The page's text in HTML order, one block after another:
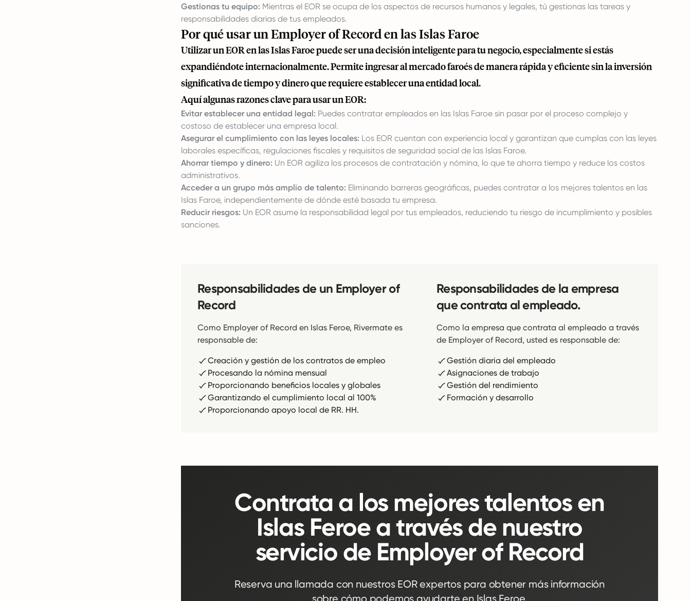
Gestionas tu equipo: Mientras el EOR se ocupa de los aspectos de recursos humanos y legales, tú gestionas las tareas y
responsabilidades diarias de tus empleados.
Por qué usar un Employer of Record en las Islas Faroe
Utilizar un EOR en las Islas Faroe puede ser una decisión inteligente para tu negocio, especialmente si estás
expandiéndote internacionalmente. Permite ingresar al mercado faroés de manera rápida y eficiente sin la inversión
significativa de tiempo y dinero que requiere establecer una entidad local.
Aquí algunas razones clave para usar un EOR:
Evitar establecer una entidad legal: Puedes contratar empleados en las Islas Faroe sin pasar por el proceso complejo y
costoso de establecer una empresa local.
Asegurar el cumplimiento con las leyes locales: Los EOR cuentan con experiencia local y garantizan que cumplas con las leyes
laborales específicas, regulaciones fiscales y requisitos de seguridad social de las Islas Faroe.
Ahorrar tiempo y dinero: Un EOR agiliza los procesos de contratación y nómina, lo que te ahorra tiempo y reduce los costos
administrativos.
Acceder a un grupo más amplio de talento: Eliminando barreras geográficas, puedes contratar a los mejores talentos en las
Islas Faroe, independientemente de dónde esté basada tu empresa.
Reducir riesgos: Un EOR asume la responsabilidad legal por tus empleados, reduciendo tu riesgo de incumplimiento y posibles
sanciones.
Responsabilidades de un Employer of
Record
Como Employer of Record en Islas Feroe, Rivermate es
responsable de:
Creación y gestión de los contratos de empleo
Procesando la nómina mensual
Proporcionando beneficios locales y globales
Garantizando el cumplimiento local al 100%
Proporcionando apoyo local de RR. HH.
Responsabilidades de la empresa
que contrata al empleado.
Como la empresa que contrata al empleado a través
de Employer of Record, usted es responsable de:
Gestión diaria del empleado
Asignaciones de trabajo
Gestión del rendimiento
Formación y desarrollo
Contrata a los mejores talentos en
Islas Feroe a través de nuestro
servicio de Employer of Record
Reserva una llamada con nuestros EOR expertos para obtener más información
sobre cómo podemos ayudarte en Islas Feroe.